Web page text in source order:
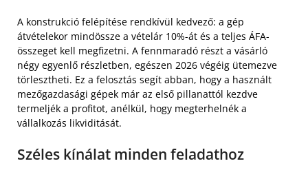
A konstrukció felépítése rendkívül kedvező: a gép
átvételekor mindössze a vételár 10%-át és a teljes ÁFA-
összeget kell megfizetni. A fennmaradó részt a vásárló
négy egyenlő részletben, egészen 2026 végéig ütemezve
törlesztheti. Ez a felosztás segít abban, hogy a használt
mezőgazdasági gépek már az első pillanattól kezdve
termeljék a profitot, anélkül, hogy megterhelnék a
vállalkozás likviditását.
Széles kínálat minden feladathoz